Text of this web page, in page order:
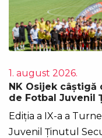
1. august 2026.
NK Osijek
de Fotbal Juvenil
Ediția a IX-a a
Juvenil Ținutul